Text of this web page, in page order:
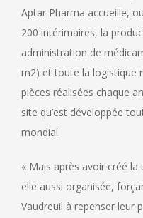
Aptar Pharma accueille,
200 intérimaires, la
administration de
m2) et toute la logistique
pièces réalisées chaque
site qu’est développée
mondial.
« Mais après avoir créé la
elle aussi organisée,
Vaudreuil à repenser leur